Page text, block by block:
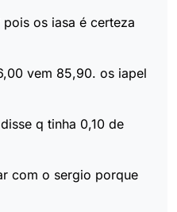
os iasa é certeza
vem 85,90. os iapel
q tinha 0,10 de
com o sergio porque